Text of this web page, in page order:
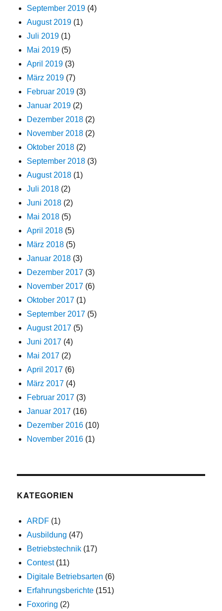
September 2019 (4)
August 2019 (1)
Juli 2019 (1)
Mai 2019 (5)
April 2019 (3)
März 2019 (7)
Februar 2019 (3)
Januar 2019 (2)
Dezember 2018 (2)
November 2018 (2)
Oktober 2018 (2)
September 2018 (3)
August 2018 (1)
Juli 2018 (2)
Juni 2018 (2)
Mai 2018 (5)
April 2018 (5)
März 2018 (5)
Januar 2018 (3)
Dezember 2017 (3)
November 2017 (6)
Oktober 2017 (1)
September 2017 (5)
August 2017 (5)
Juni 2017 (4)
Mai 2017 (2)
April 2017 (6)
März 2017 (4)
Februar 2017 (3)
Januar 2017 (16)
Dezember 2016 (10)
November 2016 (1)
KATEGORIEN
ARDF (1)
Ausbildung (47)
Betriebstechnik (17)
Contest(11)
Digitale Betriebsarten (6)
Erfahrungsberichte (151)
Foxoring (2)